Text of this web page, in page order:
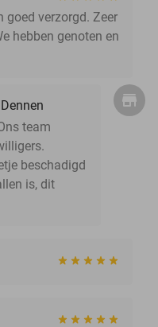
goed verzorgd. Zeer
hebben genoten en
team
beschadigd
is, dit